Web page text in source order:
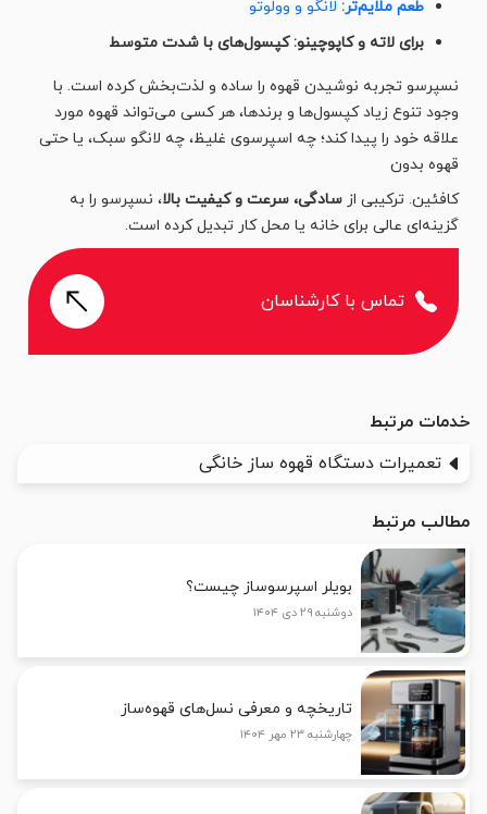
طعم ملایم‌تر: لانگو و وولوتو
برای لاته و کاپوچینو: کپسول‌های با شدت متوسط
نسپرسو تجربه نوشیدن قهوه را ساده و لذت‌بخش کرده است. با
وجود تنوع زیاد کپسول‌ها و برندها، هر کسی می‌تواند قهوه مورد
علاقه خود را پیدا کند؛ چه اسپرسوی غلیظ، چه لانگو سبک، یا حتی
قهوه بدون
کافئین. ترکیبی از سادگی، سرعت و کیفیت بالا، نسپرسو را به
گزینه‌ای عالی برای خانه یا محل کار تبدیل کرده است.
تماس با کارشناسان
خدمات مرتبط
تعمیرات دستگاه قهوه ساز خانگی
مطالب مرتبط
بویلر اسپرسوساز چیست؟
دوشنبه ۲۹ دی ۱۴۰۴
تاریخچه و معرفی نسل‌های قهوه‌ساز
چهارشنبه ۲۳ مهر ۱۴۰۴